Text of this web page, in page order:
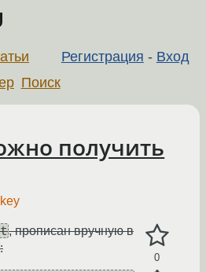
Регистрация - Вход
Поиск
получить
0
, прописан вручную в
: